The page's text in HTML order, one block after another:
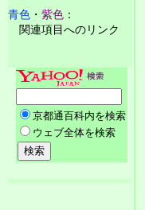
青色 ・ 紫色 ：
関連項目へのリンク